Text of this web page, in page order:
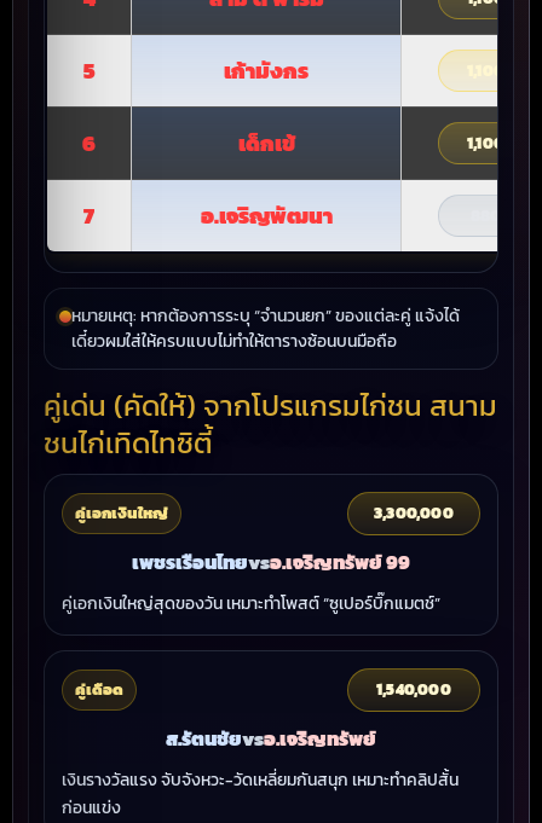
5 เก้ามังกร
6 เด็กเข้ 1,100,000
7 อ.เจริญพัฒนา
หมายเหตุ: หากต้องการระบุ “จำนวนยก” ของแต่ละคู่ แจ้งได้
เดี๋ยวผมใส่ให้ครบแบบไม่ทำให้ตารางซ้อนบนมือถือ
คู่เด่น (คัดให้) จากโปรแกรมไก่ชน สนาม
ชนไก่เทิดไทซิตี้
คู่เอกเงินใหญ่ 3,300,000
เพชรเรือนไทยvsอ.เจริญทรัพย์ 99
คู่เอกเงินใหญ่สุดของวัน เหมาะทำโพสต์ “ซูเปอร์บิ๊กแมตช์”
คู่เดือด 1,540,000
ส.รัตนชัยvsอ.เจริญทรัพย์
เงินรางวัลแรง จับจังหวะ-วัดเหลี่ยมกันสนุก เหมาะทำคลิปสั้น
ก่อนแข่ง